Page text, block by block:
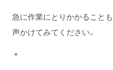
急に作業にとりかかること
声かけてみてください。
＊